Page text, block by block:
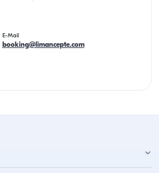
E-Mail
booking@limancepte.com